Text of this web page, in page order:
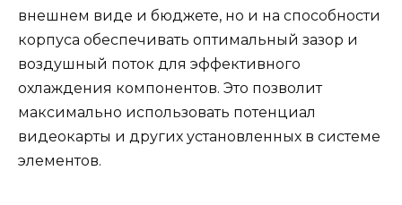
внешнем виде и бюджете, но и на способности
корпуса обеспечивать оптимальный зазор и
воздушный поток для эффективного
охлаждения компонентов. Это позволит
максимально использовать потенциал
видеокарты и других установленных в системе
элементов.